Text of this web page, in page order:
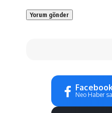
Neo Haber